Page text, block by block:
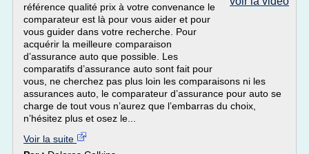
référence qualité prix à votre convenance le
comparateur est là pour vous aider et pour
vous guider dans votre recherche. Pour
acquérir la meilleure comparaison
d’assurance auto que possible. Les
comparatifs d’assurance auto sont fait pour
vous, ne cherchez pas plus loin les comparaisons ni les
assurances auto, le comparateur d’assurance pour auto se
charge de tout vous n’aurez que l’embarras du choix,
n’hésitez plus et osez le...
Voir la suite